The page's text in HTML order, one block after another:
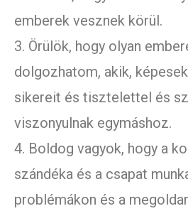
emberek vesznek körül.
3. Örülök, hogy olyan
dolgozhatom, akik,
sikereit és tisztelettel és
viszonyulnak egymáshoz.
4. Boldog vagyok, hogy a
szándéka és a csapat
problémákon és a